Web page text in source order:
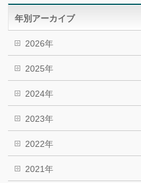
年別アーカイブ
2026年
2025年
2024年
2023年
2022年
2021年